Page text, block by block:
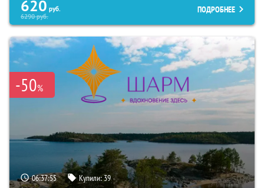
620 руб.
6290руб.
ПОДРОБНЕЕ
-50%
06:37:53 Купили:39